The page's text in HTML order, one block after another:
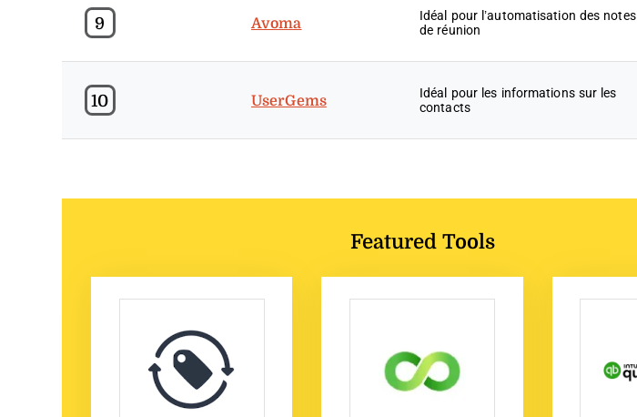
9 Avoma
Idéal pour l’automatisation des notes
de réunion
10 UserGems
Idéal pour les informations sur les
contacts
Featured Tools